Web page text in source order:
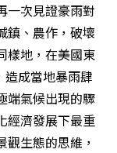
一次見證豪雨對
鎮、農作，破壞
樣地，在美國東
成當地暴雨肆
端氣候出現的驟
經濟發展下最重
生態的思維，